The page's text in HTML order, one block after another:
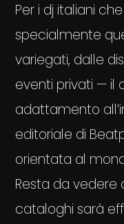
Per i dj italiani
specialmente
variegati, dalle
eventi privati — il
adattamento
editoriale di
orientata al
Resta da vedere
cataloghi sarà